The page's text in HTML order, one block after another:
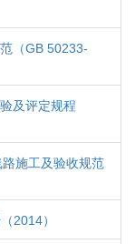
（GB 50233-
及评定规程
施工及验收规范
2014）